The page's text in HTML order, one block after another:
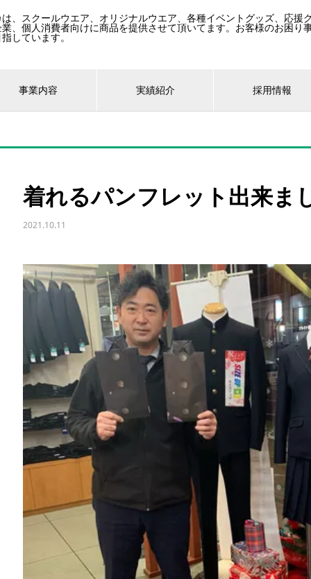
、スクールウエア、オリジナルウエア、各種イベントグッズ、応援
、個人消費者向けに商品を提供させて頂いてます。お客様のお困り
しています。
事業内容 実績紹介 採用情報
着れるパンフレット出来ま
2021.10.11